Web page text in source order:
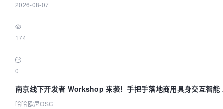
2026-08-07
174
0
南京线下开发者 Workshop 来袭！手把手落地商用具身交互智
哈哈欧尼OSC